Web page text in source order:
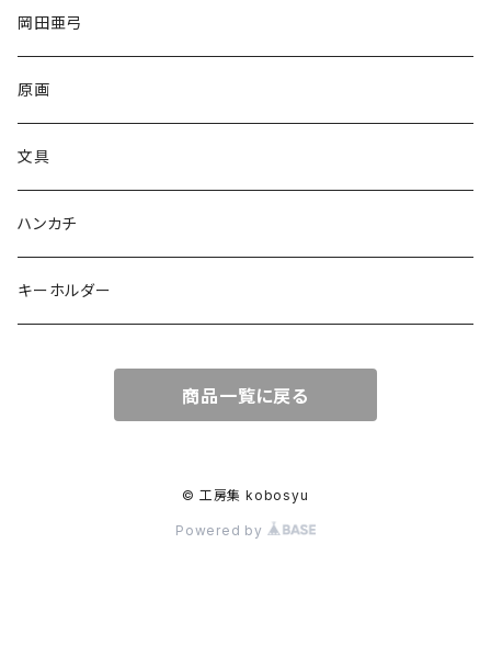
岡田亜弓
原画
文具
ハンカチ
キーホルダー
商品一覧に戻る
© 工房集 kobosyu
Powered by